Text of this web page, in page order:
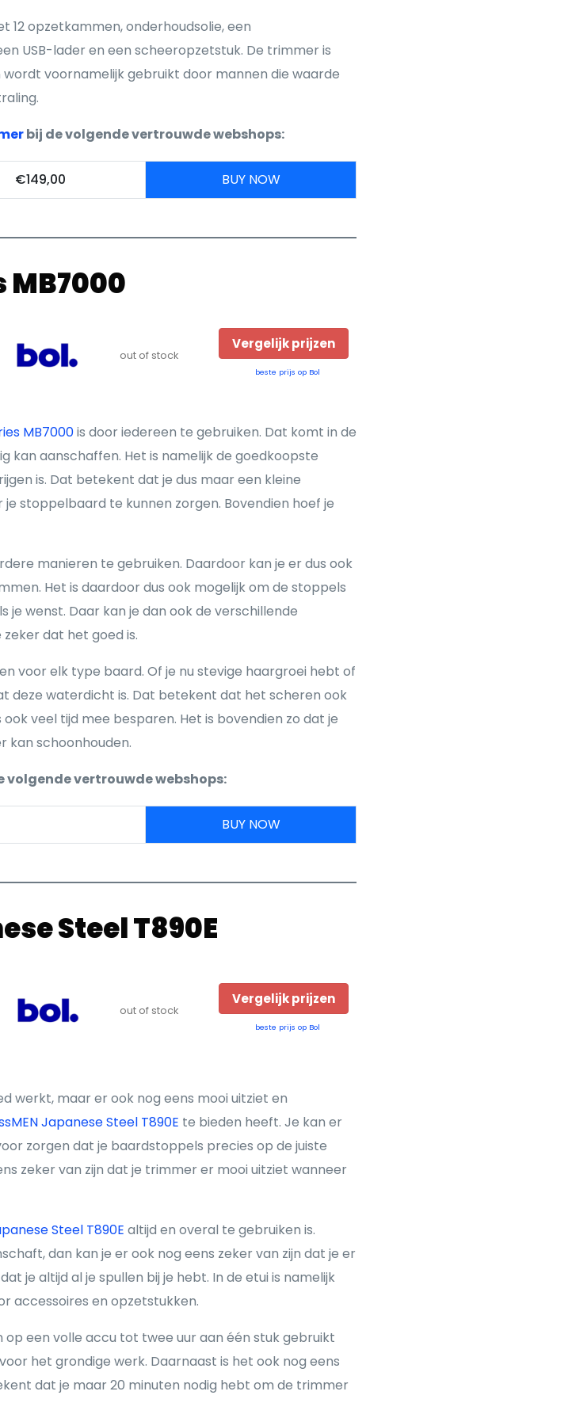
opzetkammen, onderhoudsolie, een
USB-lader en een scheeropzetstuk. De trimmer is
voornamelijk gebruikt door mannen die waarde
bij de volgende vertrouwde webshops:
€149,00 BUY NOW
out of stock
Vergelijk prijzen
beste prijs op Bol
MB7000is door iedereen te gebruiken. Dat komt in de
kan aanschaffen. Het is namelijk de goedkoopste
is. Dat betekent dat je dus maar een kleine
stoppelbaard te kunnen zorgen. Bovendien hoef je
manieren te gebruiken. Daardoor kan je er dus ook
Het is daardoor dus ook mogelijk om de stoppels
je wenst. Daar kan je dan ook de verschillende
dat het goed is.
voor elk type baard. Of je nu stevige haargroei hebt of
deze waterdicht is. Dat betekent dat het scheren ook
veel tijd mee besparen. Het is bovendien zo dat je
kan schoonhouden.
volgende vertrouwde webshops:
BUY NOW
Steel T890E
out of stock
Vergelijk prijzen
beste prijs op Bol
werkt, maar er ook nog eens mooi uitziet en
Japanese Steel T890E te bieden heeft. Je kan er
zorgen dat je baardstoppels precies op de juiste
zeker van zijn dat je trimmer er mooi uitziet wanneer
Steel T890E altijd en overal te gebruiken is.
dan kan je er ook nog eens zeker van zijn dat je er
je altijd al je spullen bij je hebt. In de etui is namelijk
accessoires en opzetstukken.
een volle accu tot twee uur aan één stuk gebruikt
het grondige werk. Daarnaast is het ook nog eens
dat je maar 20 minuten nodig hebt om de trimmer